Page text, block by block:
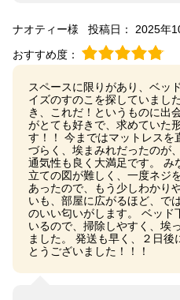
ナオティー様
投稿日： 2025年
おすすめ度：
スペースに限りがあり、ベッ
イズのすのこを探していまし
き、これだ！というものに出
がとても好きで、求めていた
す！！ 今まではマットレスを
づらく、埃まみれだったのが
通気性も良く大満足です。 み
立ての図が難しく、一度ネジ
あったので、もう少しわかり
いも、部屋に広がるほど、で
のいい匂いがします。 ベッド
いるので、掃除しやすく、埃
ました。 発送も早く、２日
とうございました！！！